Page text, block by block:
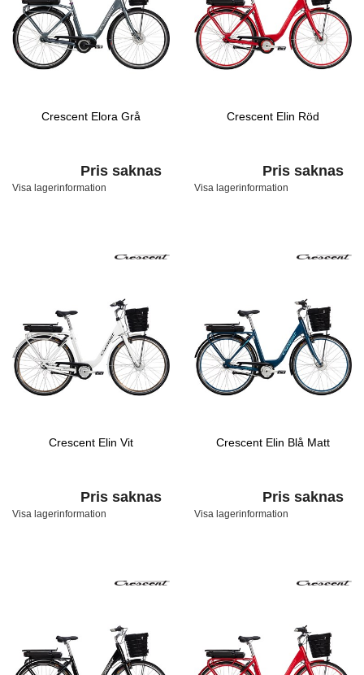
Crescent Elora Grå
Pris saknas
Visa lagerinformation
Crescent Elin Röd
Pris saknas
Visa lagerinformation
Crescent Elin Vit
Pris saknas
Visa lagerinformation
Crescent Elin Blå Matt
Pris saknas
Visa lagerinformation